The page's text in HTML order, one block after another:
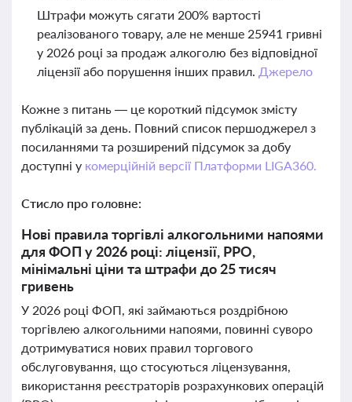
Штрафи можуть сягати 200% вартості
реалізованого товару, але не менше 25941 гривні
у 2026 році за продаж алкоголю без відповідної
ліцензії або порушення інших правил. Джерело
Кожне з питань — це короткий підсумок змісту
публікацій за день. Повний список першоджерел з
посиланнями та розширений підсумок за добу
доступні у комерційній версії Платформи LIGA360.
Стисло про головне:
Нові правила торгівлі алкогольними напоями
для ФОП у 2026 році: ліцензії, РРО,
мінімальні ціни та штрафи до 25 тисяч
гривень
У 2026 році ФОП, які займаються роздрібною
торгівлею алкогольними напоями, повинні суворо
дотримуватися нових правил торгового
обслуговування, що стосуються ліцензування,
використання реєстраторів розрахункових операцій